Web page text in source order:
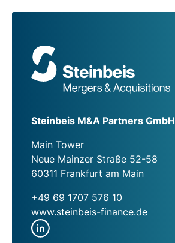
Steinbeis M&A Partners GmbH
Main Tower
Neue Mainzer Straße 52-58
60311 Frankfurt am Main
+49 69 1707 576 10
www.steinbeis-finance.de